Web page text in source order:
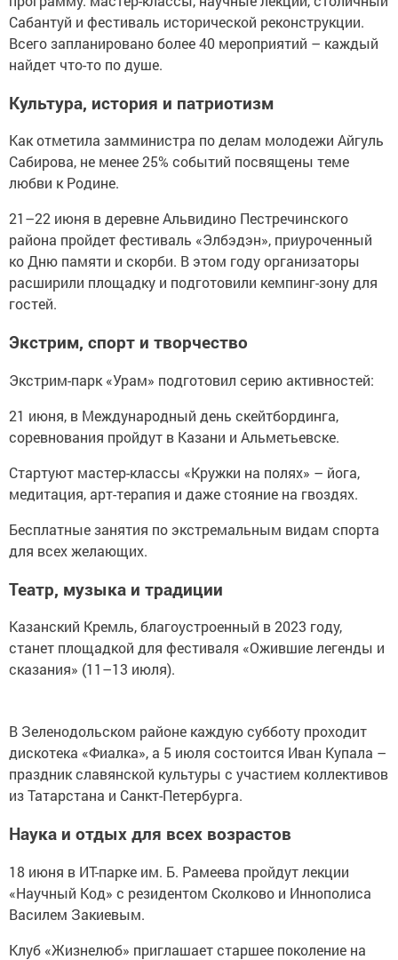
Сабантуй и фестиваль исторической реконструкции.
Всего запланировано более 40 мероприятий – каждый
найдет что-то по душе.
Культура, история и патриотизм
Как отметила замминистра по делам молодежи Айгуль
Сабирова, не менее 25% событий посвящены теме
любви к Родине.
21–22 июня в деревне Альвидино Пестречинского
района пройдет фестиваль «Элбэдэн», приуроченный
ко Дню памяти и скорби. В этом году организаторы
расширили площадку и подготовили кемпинг-зону для
гостей.
Экстрим, спорт и творчество
Экстрим-парк «Урам» подготовил серию активностей:
21 июня, в Международный день скейтбординга,
соревнования пройдут в Казани и Альметьевске.
Стартуют мастер-классы «Кружки на полях» – йога,
медитация, арт-терапия и даже стояние на гвоздях.
Бесплатные занятия по экстремальным видам спорта
для всех желающих.
Театр, музыка и традиции
Казанский Кремль, благоустроенный в 2023 году,
станет площадкой для фестиваля «Ожившие легенды и
сказания» (11–13 июля).
В Зеленодольском районе каждую субботу проходит
дискотека «Фиалка», а 5 июля состоится Иван Купала –
праздник славянской культуры с участием коллективов
из Татарстана и Санкт-Петербурга.
Наука и отдых для всех возрастов
18 июня в ИТ-парке им. Б. Рамеева пройдут лекции
«Научный Код» с резидентом Сколково и Иннополиса
Василем Закиевым.
Клуб «Жизнелюб» приглашает старшее поколение на